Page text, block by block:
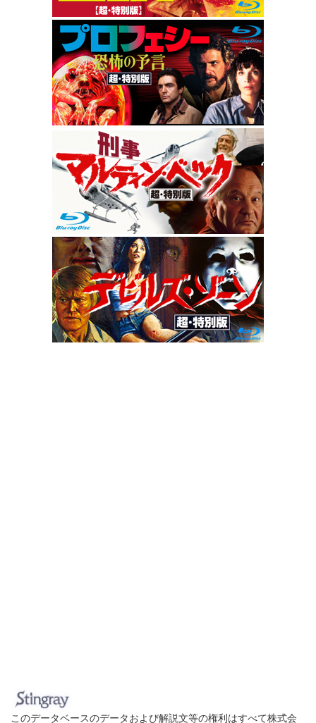
このデータベースのデータおよび解説文等の権利はすべて株式会